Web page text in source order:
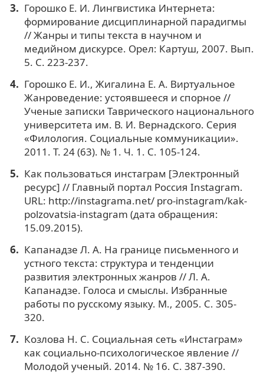
Горошко Е. И. Лингвистика Интернета:
формирование дисциплинарной парадигмы
// Жанры и типы текста в научном и
медийном дискурсе. Орел: Картуш, 2007. Вып.
5. С. 223-237.
Горошко Е. И., Жигалина Е. А. Виртуальное
Жанроведение: устоявшееся и спорное //
Ученые записки Таврического национального
университета им. В. И. Вернадского. Серия
«Филология. Социальные коммуникации».
2011. Т. 24 (63). № 1. Ч. 1. С. 105-124.
Как пользоваться инстаграм [Электронный
ресурс] // Главный портал Россия Instagram.
URL: http://instagrama.net/ pro-instagram/kak-
polzovatsia-instagram (дата обращения:
15.09.2015).
Капанадзе Л. А. На границе письменного и
устного текста: структура и тенденции
развития электронных жанров // Л. А.
Капанадзе. Голоса и смыслы. Избранные
работы по русскому языку. М., 2005. С. 305-
320.
Козлова Н. С. Социальная сеть «Инстаграм»
как социально-психологическое явление //
Молодой ученый. 2014. № 16. С. 387-390.